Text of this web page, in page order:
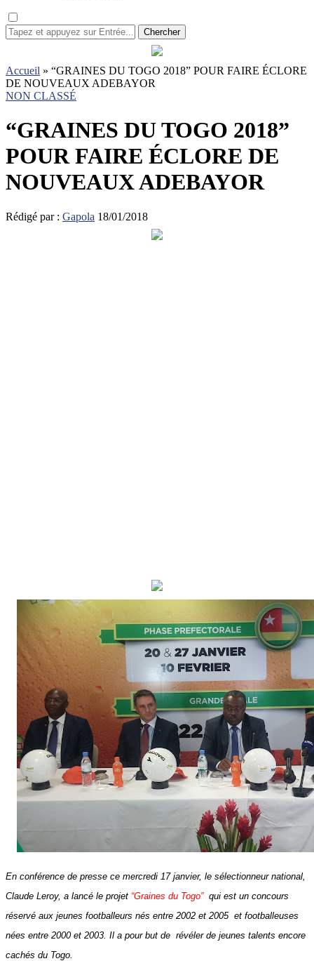
Chercher
Accueil » “GRAINES DU TOGO 2018” POUR FAIRE ÉCLORE
DE NOUVEAUX ADEBAYOR
NON CLASSÉ
“GRAINES DU TOGO 2018”
POUR FAIRE ÉCLORE DE
NOUVEAUX ADEBAYOR
Rédigé par : Gapola 18/01/2018
En conférence de presse ce mercredi 17 janvier, le sélectionneur national,
Claude Leroy, a lancé le projet “Graines du Togo” qui est un concours
réservé aux jeunes footballeurs nés entre 2002 et 2005 et footballeuses
nées entre 2000 et 2003. Il a pour but de révéler de jeunes talents encore
cachés du Togo.